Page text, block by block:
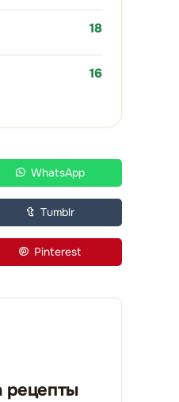
18
16
WhatsApp
Tumblr
Pinterest
рецепты